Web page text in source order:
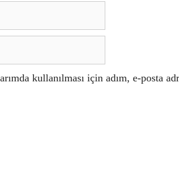
kullanılması için adım, e-posta